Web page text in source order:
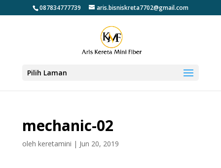
087834777739 aris.bisniskreta7702@gmail.com
Pilih Laman
mechanic-02
oleh keretamini | Jun 20, 2019